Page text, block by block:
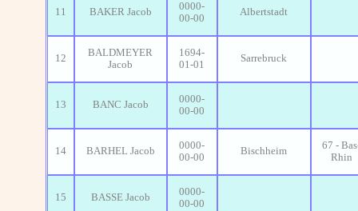
11 BAKER Jacob
0000-
00-00
Albertstadt
12
BALDMEYER
Jacob
1694-
01-01
Sarrebruck
13 BANC Jacob
0000-
00-00
14 BARHEL Jacob
0000-
00-00
Bischheim
67 -
Rhin
15 BASSE Jacob
0000-
00-00